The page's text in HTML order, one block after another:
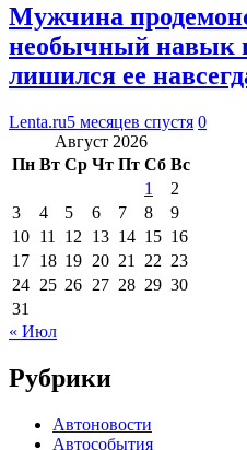
Мужчина
необычный навык
лишился ее
Lenta.ru5 месяцев спустя 0
Август 2026
Пн Вт Ср Чт Пт Сб Вс
1
2
3
4 5 6 7 8
9
10 11 12 13 14 15 16
17 18 19 20 21 22 23
24 25 26 27 28 29 30
31
« Июл
Рубрики
Автоновости
Автособытия